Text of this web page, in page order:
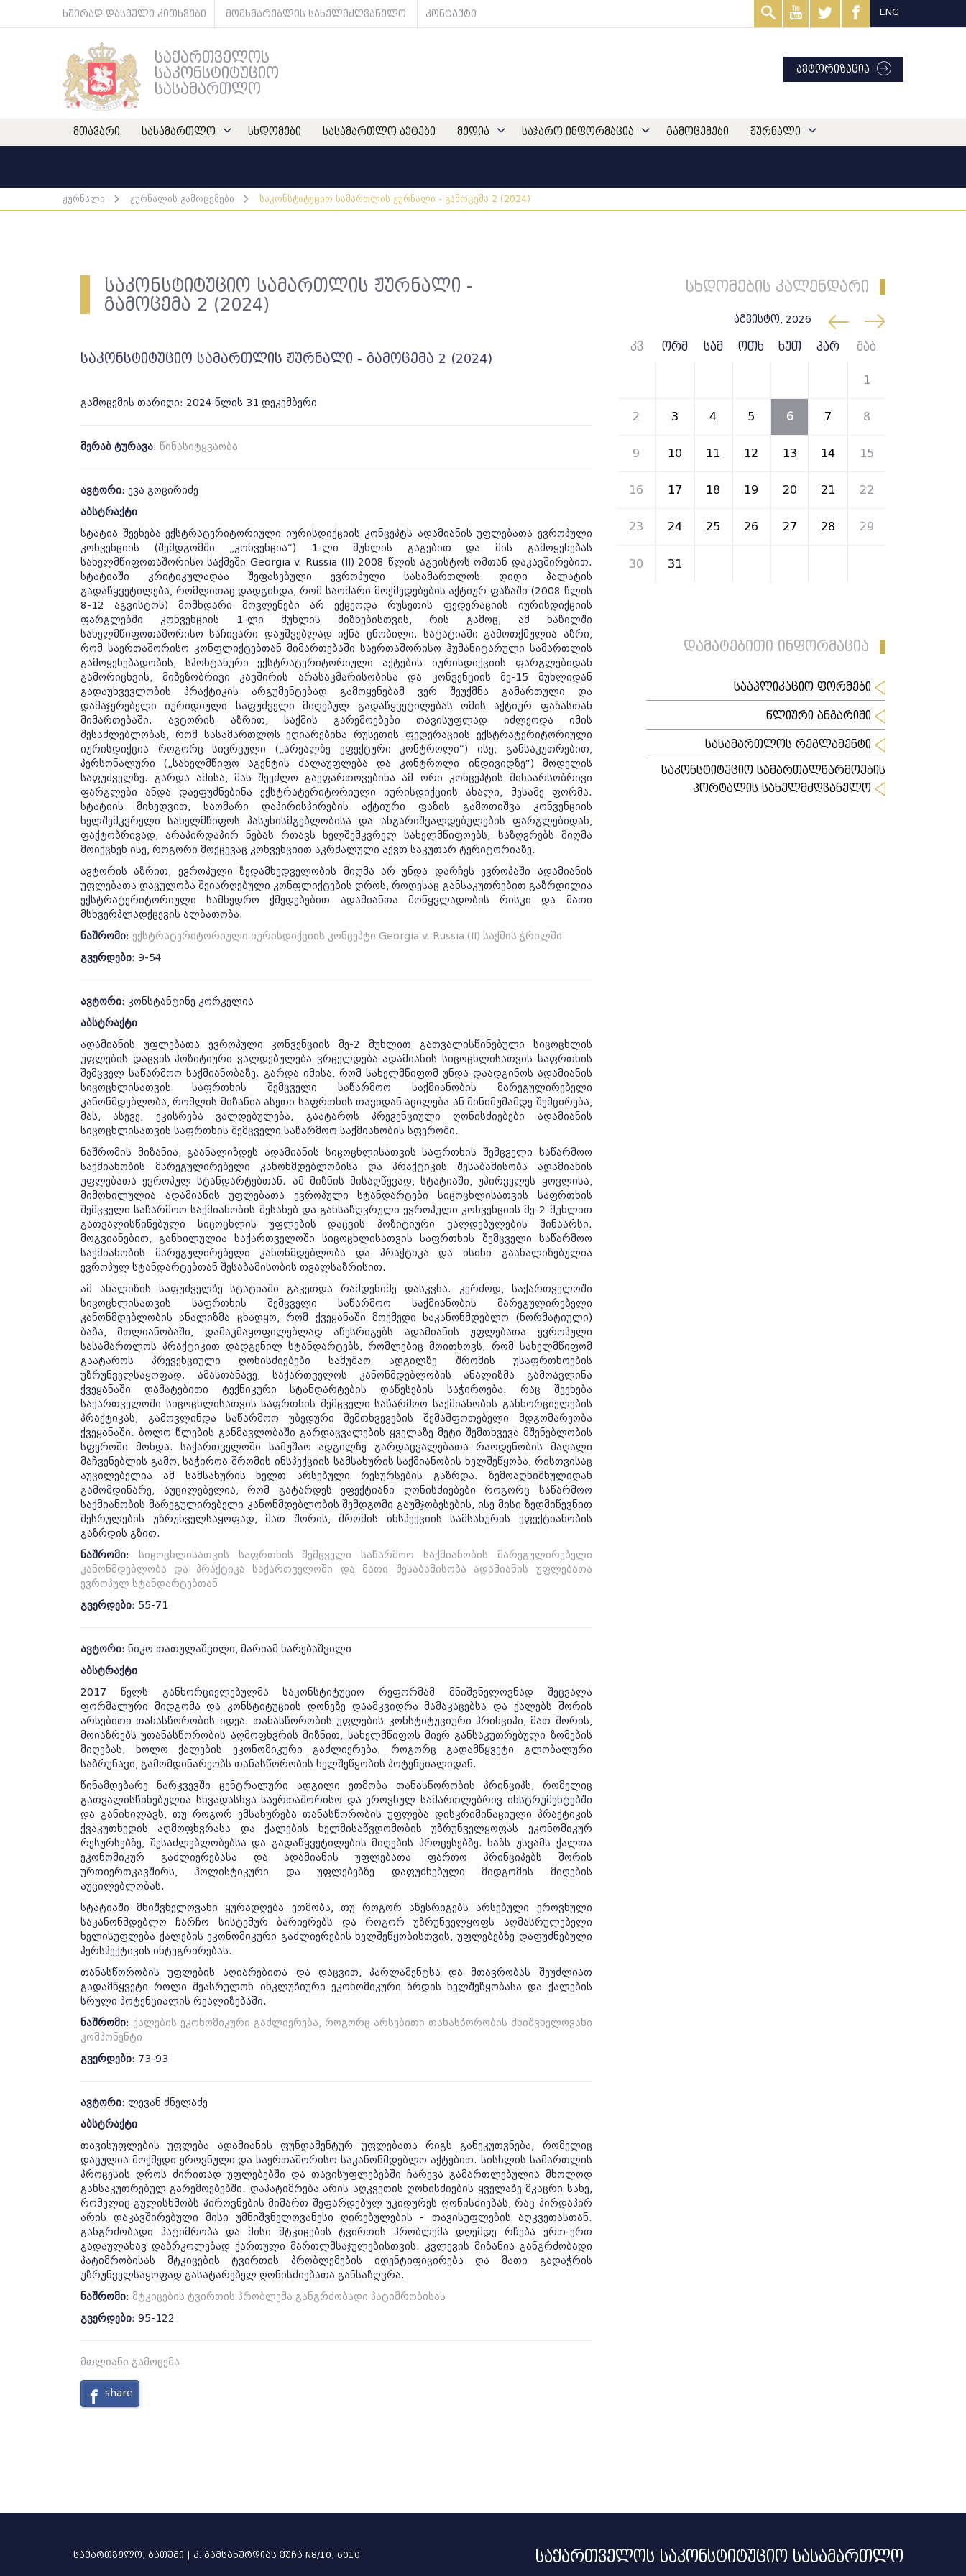
ხშირად დასმული კითხვები მომხმარებლის სახელმძღვანელო კონტაქტი ENG
საქართველოს
საკონსტიტუციო
სასამართლო
ავტორიზაცია
მთავარი სასამართლო სხდომები სასამართლო აქტები მედია საჯარო ინფორმაცია გამოცემები ჟურნალი
ჟურნალი ჟურნალის გამოცემები საკონსტიტუციო სამართლის ჟურნალი - გამოცემა 2 (2024)
საკონსტიტუციო სამართლის ჟურნალი -
გამოცემა 2 (2024)
საკონსტიტუციო სამართლის ჟურნალი - გამოცემა 2 (2024)
გამოცემის თარიღი: 2024 წლის 31 დეკემბერი
მერაბ ტურავა: წინასიტყვაობა
ავტორი: ევა გოცირიძე
აბსტრაქტი
სტატია შეეხება ექსტრატერიტორიული იურისდიქციის კონცეპტს ადამიანის უფლებათა ევროპული
კონვენციის (შემდგომში „კონვენცია“) 1-ლი მუხლის გაგებით და მის გამოყენებას
სახელმწიფოთაშორისო საქმეში Georgia v. Russia (II) 2008 წლის აგვისტოს ომთან დაკავშირებით.
სტატიაში კრიტიკულადაა შეფასებული ევროპული სასამართლოს დიდი პალატის
გადაწყვეტილება, რომლითაც დადგინდა, რომ საომარი მოქმედებების აქტიურ ფაზაში (2008 წლის
8-12 აგვისტოს) მომხდარი მოვლენები არ ექცეოდა რუსეთის ფედერაციის იურისდიქციის
ფარგლებში კონვენციის 1-ლი მუხლის მიზნებისთვის, რის გამოც, ამ ნაწილში
სახელმწიფოთაშორისო საჩივარი დაუშვებლად იქნა ცნობილი. სატატიაში გამოთქმულია აზრი,
რომ საერთაშორისო კონფლიქტებთან მიმართებაში საერთაშორისო ჰუმანიტარული სამართლის
გამოყენებადობის, სპონტანური ექსტრატერიტორიული აქტების იურისდიქციის ფარგლებიდან
გამორიცხვის, მიზეზობრივი კავშირის არასაკმარისობისა და კონვენციის მე-15 მუხლიდან
გადაუხვევლობის პრაქტიკის არგუმენტებად გამოყენებამ ვერ შეუქმნა გამართული და
დამაჯერებელი იურიდიული საფუძველი მიღებულ გადაწყვეტილებას ომის აქტიურ ფაზასთან
მიმართებაში. ავტორის აზრით, საქმის გარემოებები თავისუფლად იძლეოდა იმის
შესაძლებლობას, რომ სასამართლოს ეღიარებინა რუსეთის ფედერაციის ექსტრატერიტორიული
იურისდიქცია როგორც სივრცული („არეალზე ეფექტური კონტროლი“) ისე, განსაკუთრებით,
პერსონალური („სახელმწიფო აგენტის ძალაუფლება და კონტროლი ინდივიდზე“) მოდელის
საფუძველზე. გარდა ამისა, მას შეეძლო გაეფართოვებინა ამ ორი კონცეპტის შინაარსობრივი
ფარგლები ანდა დაეფუძნებინა ექსტრატერიტორიული იურისდიქციის ახალი, მესამე ფორმა.
სტატიის მიხედვით, საომარი დაპირისპირების აქტიური ფაზის გამოთიშვა კონვენციის
ხელშემკვრელი სახელმწიფოს პასუხისმგებლობისა და ანგარიშვალდებულების ფარგლებიდან,
ფაქტობრივად, არაპირდაპირ ნებას რთავს ხელშემკვრელ სახელმწიფოებს, საზღვრებს მიღმა
მოიქცნენ ისე, როგორი მოქცევაც კონვენციით აკრძალული აქვთ საკუთარ ტერიტორიაზე.
ავტორის აზრით, ევროპული ზედამხედველობის მიღმა არ უნდა დარჩეს ევროპაში ადამიანის
უფლებათა დაცულობა შეიარღებული კონფლიქტების დროს, როდესაც განსაკუთრებით გაზრდილია
ექსტრატერიტორიული სამხედრო ქმედებებით ადამიანთა მოწყვლადობის რისკი და მათი
მსხვერპლადქცევის ალბათობა.
ნაშრომი: ექსტრატერიტორიული იურისდიქციის კონცეპტი Georgia v. Russia (II) საქმის ჭრილში
გვერდები: 9-54
ავტორი: კონსტანტინე კორკელია
აბსტრაქტი
ადამიანის უფლებათა ევროპული კონვენციის მე-2 მუხლით გათვალისწინებული სიცოცხლის
უფლების დაცვის პოზიტიური ვალდებულება ვრცელდება ადამიანის სიცოცხლისათვის საფრთხის
შემცველ საწარმოო საქმიანობაზე. გარდა იმისა, რომ სახელმწიფომ უნდა დაადგინოს ადამიანის
სიცოცხლისათვის საფრთხის შემცველი საწარმოო საქმიანობის მარეგულირებელი
კანონმდებლობა, რომლის მიზანია ასეთი საფრთხის თავიდან აცილება ან მინიმუმამდე შემცირება,
მას, ასევე, ეკისრება ვალდებულება, გაატაროს პრევენციული ღონისძიებები ადამიანის
სიცოცხლისათვის საფრთხის შემცველი საწარმოო საქმიანობის სფეროში.
ნაშრომის მიზანია, გაანალიზდეს ადამიანის სიცოცხლისათვის საფრთხის შემცველი საწარმოო
საქმიანობის მარეგულირებელი კანონმდებლობისა და პრაქტიკის შესაბამისობა ადამიანის
უფლებათა ევროპულ სტანდარტებთან. ამ მიზნის მისაღწევად, სტატიაში, უპირველეს ყოვლისა,
მიმოხილულია ადამიანის უფლებათა ევროპული სტანდარტები სიცოცხლისათვის საფრთხის
შემცველი საწარმოო საქმიანობის შესახებ და განსაზღვრული ევროპული კონვენციის მე-2 მუხლით
გათვალისწინებული სიცოცხლის უფლების დაცვის პოზიტიური ვალდებულების შინაარსი.
მოგვიანებით, განხილულია საქართველოში სიცოცხლისათვის საფრთხის შემცველი საწარმოო
საქმიანობის მარეგულირებელი კანონმდებლობა და პრაქტიკა და ისინი გაანალიზებულია
ევროპულ სტანდარტებთან შესაბამისობის თვალსაზრისით.
ამ ანალიზის საფუძველზე სტატიაში გაკეთდა რამდენიმე დასკვნა. კერძოდ, საქართველოში
სიცოცხლისათვის საფრთხის შემცველი საწარმოო საქმიანობის მარეგულირებელი
კანონმდებლობის ანალიზმა ცხადყო, რომ ქვეყანაში მოქმედი საკანონმდებლო (ნორმატიული)
ბაზა, მთლიანობაში, დამაკმაყოფილებლად აწესრიგებს ადამიანის უფლებათა ევროპული
სასამართლოს პრაქტიკით დადგენილ სტანდარტებს, რომლებიც მოითხოვს, რომ სახელმწიფომ
გაატაროს პრევენციული ღონისძიებები სამუშაო ადგილზე შრომის უსაფრთხოების
უზრუნველსაყოფად. ამასთანავე, საქართველოს კანონმდებლობის ანალიზმა გამოავლინა
ქვეყანაში დამატებითი ტექნიკური სტანდარტების დაწესების საჭიროება. რაც შეეხება
საქართველოში სიცოცხლისათვის საფრთხის შემცველი საწარმოო საქმიანობის განხორციელების
პრაქტიკას, გამოვლინდა საწარმოო უბედური შემთხვევების შემაშფოთებელი მდგომარეობა
ქვეყანაში. ბოლო წლების განმავლობაში გარდაცვალების ყველაზე მეტი შემთხვევა მშენებლობის
სფეროში მოხდა. საქართველოში სამუშაო ადგილზე გარდაცვალებათა რაოდენობის მაღალი
მაჩვენებლის გამო, საჭიროა შრომის ინსპექციის სამსახურის საქმიანობის ხელშეწყობა, რისთვისაც
აუცილებელია ამ სამსახურის ხელთ არსებული რესურსების გაზრდა. ზემოაღნიშნულიდან
გამომდინარე, აუცილებელია, რომ გატარდეს ეფექტიანი ღონისძიებები როგორც საწარმოო
საქმიანობის მარეგულირებელი კანონმდებლობის შემდგომი გაუმჯობესების, ისე მისი ზედმიწევნით
შესრულების უზრუნველსაყოფად, მათ შორის, შრომის ინსპექციის სამსახურის ეფექტიანობის
გაზრდის გზით.
ნაშრომი: სიცოცხლისათვის საფრთხის შემცველი საწარმოო საქმიანობის მარეგულირებელი
კანონმდებლობა და პრაქტიკა საქართველოში და მათი შესაბამისობა ადამიანის უფლებათა
ევროპულ სტანდარტებთან
გვერდები: 55-71
ავტორი: ნიკო თათულაშვილი, მარიამ ხარებაშვილი
აბსტრაქტი
2017 წელს განხორციელებულმა საკონსტიტუციო რეფორმამ მნიშვნელოვნად შეცვალა
ფორმალური მიდგომა და კონსტიტუციის დონეზე დაამკვიდრა მამაკაცებსა და ქალებს შორის
არსებითი თანასწორობის იდეა. თანასწორობის უფლების კონსტიტუციური პრინციპი, მათ შორის,
მოიაზრებს უთანასწორობის აღმოფხვრის მიზნით, სახელმწიფოს მიერ განსაკუთრებული ზომების
მიღებას, ხოლო ქალების ეკონომიკური გაძლიერება, როგორც გადამწყვეტი გლობალური
საზრუნავი, გამომდინარეობს თანასწორობის ხელშეწყობის პოტენციალიდან.
წინამდებარე ნარკვევში ცენტრალური ადგილი ეთმობა თანასწორობის პრინციპს, რომელიც
გათვალისწინებულია სხვადასხვა საერთაშორისო და ეროვნულ სამართლებრივ ინსტრუმენტებში
და განიხილავს, თუ როგორ ემსახურება თანასწორობის უფლება დისკრიმინაციული პრაქტიკის
ქვაკუთხედის აღმოფხვრასა და ქალების ხელმისაწვდომობის უზრუნველყოფას ეკონომიკურ
რესურსებზე, შესაძლებლობებსა და გადაწყვეტილების მიღების პროცესებზე. ხაზს უსვამს ქალთა
ეკონომიკურ გაძლიერებასა და ადამიანის უფლებათა ფართო პრინციპებს შორის
ურთიერთკავშირს, ჰოლისტიკური და უფლებებზე დაფუძნებული მიდგომის მიღების
აუცილებლობას.
სტატიაში მნიშვნელოვანი ყურადღება ეთმობა, თუ როგორ აწესრიგებს არსებული ეროვნული
საკანონმდებლო ჩარჩო სისტემურ ბარიერებს და როგორ უზრუნველყოფს აღმასრულებელი
ხელისუფლება ქალების ეკონომიკური გაძლიერების ხელშეწყობისთვის, უფლებებზე დაფუძნებული
პერსპექტივის ინტეგრირებას.
თანასწორობის უფლების აღიარებითა და დაცვით, პარლამენტსა და მთავრობას შეუძლიათ
გადამწყვეტი როლი შეასრულონ ინკლუზიური ეკონომიკური ზრდის ხელშეწყობასა და ქალების
სრული პოტენციალის რეალიზებაში.
ნაშრომი: ქალების ეკონომიკური გაძლიერება, როგორც არსებითი თანასწორობის მნიშვნელოვანი
კომპონენტი
გვერდები: 73-93
ავტორი: ლევან ძნელაძე
აბსტრაქტი
თავისუფლების უფლება ადამიანის ფუნდამენტურ უფლებათა რიგს განეკუთვნება, რომელიც
დაცულია მოქმედი ეროვნული და საერთაშორისო საკანონმდებლო აქტებით. სისხლის სამართლის
პროცესის დროს ძირითად უფლებებში და თავისუფლებებში ჩარევა გამართლებულია მხოლოდ
განსაკუთრებულ გარემოებებში. დაპატიმრება არის აღკვეთის ღონისძიების ყველაზე მკაცრი სახე,
რომელიც გულისხმობს პიროვნების მიმართ შეფარდებულ უკიდურეს ღონისძიებას, რაც პირდაპირ
არის დაკავშირებული მისი უმნიშვნელოვანესი ღირებულების - თავისუფლების აღკვეთასთან.
განგრძობადი პატიმრობა და მისი მტკიცების ტვირთის პრობლემა დღემდე რჩება ერთ-ერთ
გადაულახავ დაბრკოლებად ქართული მართლმსაჯულებისთვის. კვლევის მიზანია განგრძობადი
პატიმრობისას მტკიცების ტვირთის პრობლემების იდენტიფიცირება და მათი გადაჭრის
უზრუნველსაყოფად გასატარებელ ღონისძიებათა განსაზღვრა.
ნაშრომი: მტკიცების ტვირთის პრობლემა განგრძობადი პატიმრობისას
გვერდები: 95-122
მთლიანი გამოცემა
share
სხდომების კალენდარი
აგვისტო, 2026
კვ ორშ სამ ოთხ ხუთ პარ შაბ
1
2 3 4 5 6 7 8
9 10 11 12 13 14 15
16 17 18 19 20 21 22
23 24 25 26 27 28 29
30 31
დამატებითი ინფორმაცია
სააპლიკაციო ფორმები
წლიური ანგარიში
სასამართლოს რეგლამენტი
საკონსტიტუციო სამართალწარმოების
პორტალის სახელმძღვანელო
საქართველო, ბათუმი | კ. გამსახურდიას ქუჩა N8/10, 6010 საქართველოს საკონსტიტუციო სასამართლო